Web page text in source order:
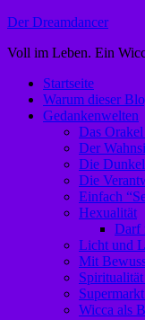
Zum
springen
Der Dreamdancer
Voll im Leben. Ein
Startseite
Warum dieser
Gedankenwelten
Das
Der
Die
Die
Einfach
Hexualität
Darf
Licht und
Mit
Wicca als